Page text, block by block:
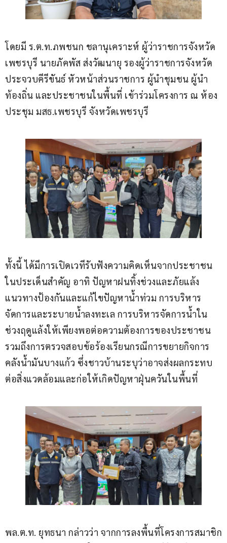
โดยมี ร.ต.ท.ภพชนก ชลานุเคราะห์ ผู้ว่าราชการจังหวัด
เพชรบุรี นายภัคพัส ส่งวัฒนายุ รองผู้ว่าราชการจังหวัด
ประจวบคีรีขันธ์ หัวหน้าส่วนราชการ ผู้นำชุมชน ผู้นำ
ท้องถิ่น และประชาชนในพื้นที่ เข้าร่วมโครงการ ณ ห้อง
ประชุม มสธ.เพชรบุรี จังหวัดเพชรบุรี
ทั้งนี้ ได้มีการเปิดเวทีรับฟังความคิดเห็นจากประชาชน
ในประเด็นสำคัญ อาทิ ปัญหาฝนทิ้งช่วงและภัยแล้ง
แนวทางป้องกันและแก้ไขปัญหาน้ำท่วม การบริหาร
จัดการและระบายน้ำลงทะเล การบริหารจัดการน้ำใน
ช่วงฤดูแล้งให้เพียงพอต่อความต้องการของประชาชน
รวมถึงการตรวจสอบข้อร้องเรียนกรณีการขยายกิจการ
คลังน้ำมันบางแก้ว ซึ่งชาวบ้านระบุว่าอาจส่งผลกระทบ
ต่อสิ่งแวดล้อมและก่อให้เกิดปัญหาฝุ่นควันในพื้นที่
พล.ต.ท. ยุทธนา กล่าวว่า จากการลงพื้นที่โครงการสมาชิก